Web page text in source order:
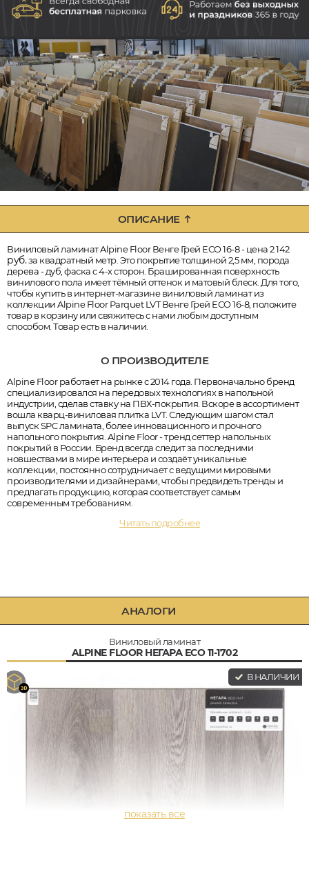
ОПИСАНИЕ
Виниловый ламинат Alpine Floor Венге Грей ECO 16-8 - цена 2 142
руб.за квадратный метр. Это покрытие толщиной 2,5 мм, порода
дерева - дуб, фаска с 4-х сторон. Брашированная поверхность
винилового пола имеет тёмный оттенок и матовый блеск. Для того,
чтобы купить в интернет-магазине виниловый ламинат из
коллекции Alpine Floor Parquet LVT Венге Грей ECO 16-8, положите
товар в корзину или свяжитесь с нами любым доступным
способом. Товар есть в наличии.
О ПРОИЗВОДИТЕЛЕ
Alpine Floor работает на рынке с 2014 года. Первоначально бренд
специализировался на передовых технологиях в напольной
индустрии, сделав ставку на ПВХ-покрытия. Вскоре в ассортимент
вошла кварц-виниловая плитка LVT. Следующим шагом стал
выпуск SPC ламината, более инновационного и прочного
напольного покрытия. Alpine Floor - тренд сеттер напольных
покрытий в России. Бренд всегда следит за последними
новшествами в мире интерьера и создаёт уникальные
коллекции, постоянно сотрудничает с ведущими мировыми
производителями и дизайнерами, чтобы предвидеть тренды и
предлагать продукцию, которая соответствует самым
современным требованиям.
Читать подробнее
АНАЛОГИ
Виниловый ламинат
ALPINE FLOOR НЕГАРА ECO 11-1702
В НАЛИЧИИ